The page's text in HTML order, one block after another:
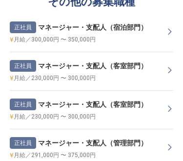
正社員 マネージャー・支配人（宿泊部門）
月給／300,000円 〜 350,000円
正社員 マネージャー・支配人（客室部門）
月給／230,000円 〜 300,000円
正社員 マネージャー・支配人（客室部門）
月給／230,000円 〜 300,000円
正社員 マネージャー・支配人（管理部門）
月給／291,000円 〜 375,000円